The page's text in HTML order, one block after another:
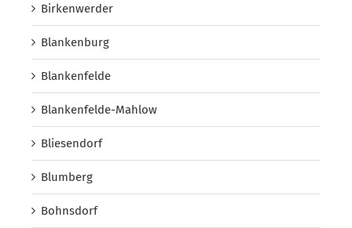
Birkenwerder
Blankenburg
Blankenfelde
Blankenfelde-Mahlow
Bliesendorf
Blumberg
Bohnsdorf